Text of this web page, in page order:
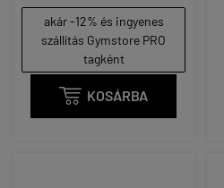
akár -12% és ingyenes
szállítás Gymstore PRO
tagként
 KOSÁRBA